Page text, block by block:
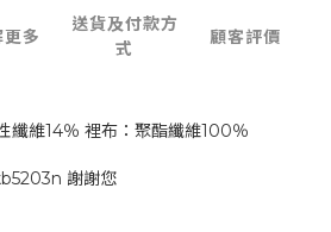
更多
送貨及付款方
式
顧客評價
纖維14％ 裡布：聚酯纖維100％
謝謝您